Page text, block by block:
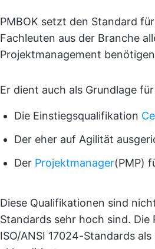
PMBOK setzt den Standard
Fachleuten aus der Branche
Projektmanagement
Er dient auch als Grundlage
Die Einstiegsqualifikation
Der eher auf Agilität
Der Projektmanager(PMP)
Diese Qualifikationen sind
Standards sehr hoch sind.
ISO/ANSI 17024-Standards